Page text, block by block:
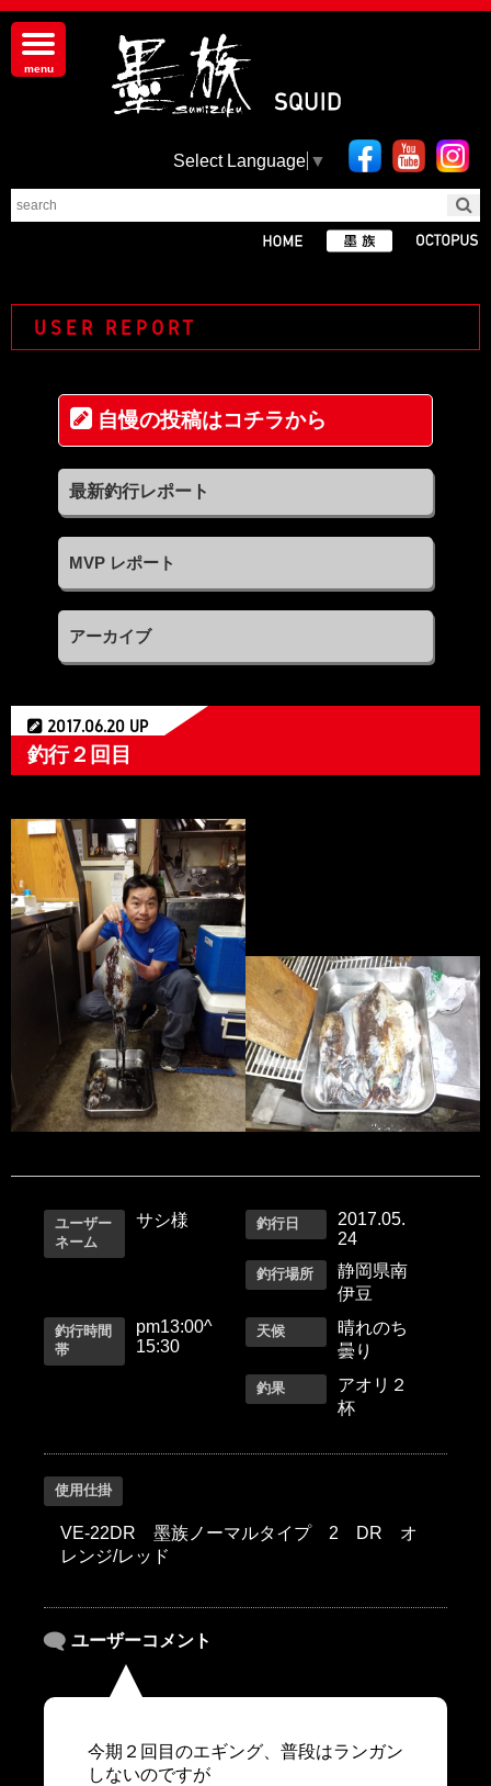
Select Language ▼
USER REPORT
自慢の投稿はコチラから
MVP レポート
アーカイブ
2017.06.20 UP
釣行２回目
ユーザー
ネーム
サシ様 釣行日
2017.05.
24
釣行場所
静岡県南
伊豆
釣行時間
帯
pm13:00^
15:30
天候
晴れのち
曇り
釣果
アオリ２
杯
使用仕掛
VE-22DR 墨族ノーマルタイプ 2 DR オ
レンジ/レッド
ユーザーコメント
今期２回目のエギング、普段はランガン
しないのですが